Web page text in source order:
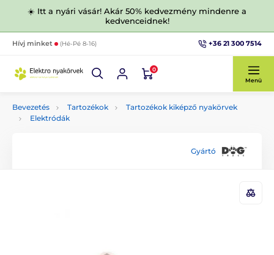
☀️ Itt a nyári vásár! Akár 50% kedvezmény mindenre a
kedvenceidnek!
Hívj minket (Hé-Pé 8-16) +36 21 300 7514
0
Menü
Bevezetés Tartozékok
Tartozékok kiképző nyakörvek
Elektródák
Gyártó